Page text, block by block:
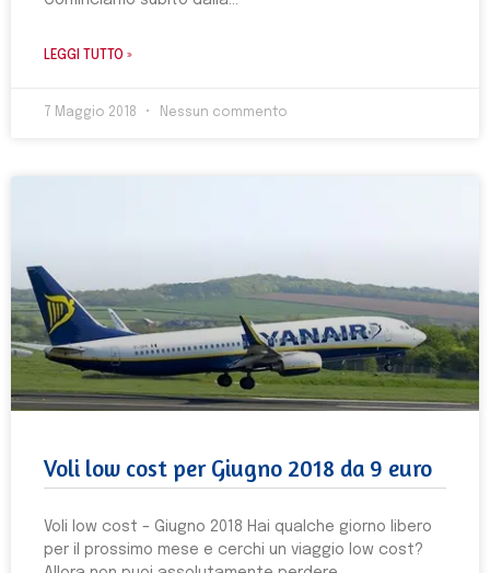
LEGGI TUTTO »
7 Maggio 2018 Nessun commento
Voli low cost per Giugno 2018 da 9 euro
Voli low cost – Giugno 2018 Hai qualche giorno libero
per il prossimo mese e cerchi un viaggio low cost?